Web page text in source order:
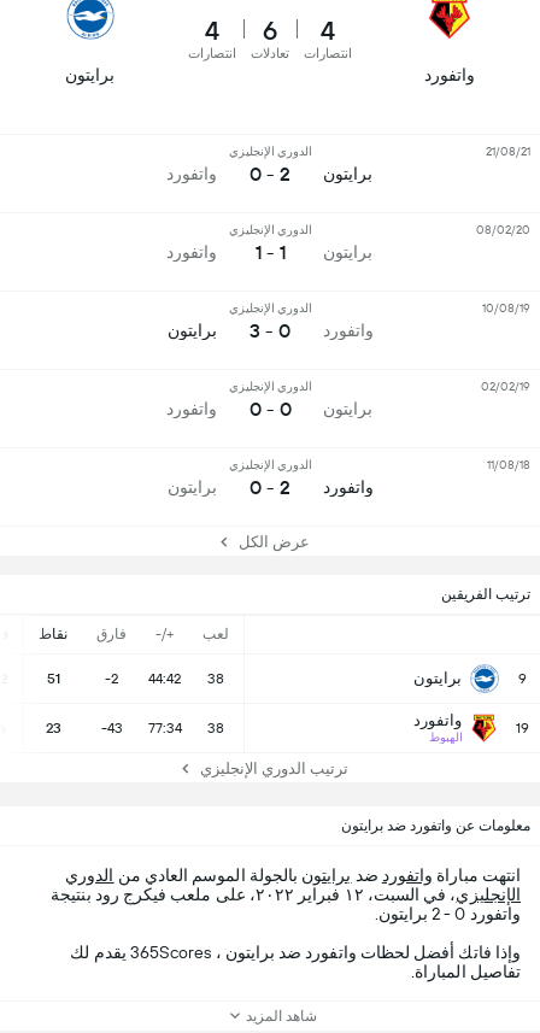
ترتيب الفريقين
لعب +/- فارق نقاط
9 برايتون 38
44:42
-2
51
19 واتفورد
الهبوط
38
77:34
-43
23
ترتيب الدوري الإنجليزي
واتفورد
4
انتصارات
6
تعادلات
4
انتصارات
برايتون
برايتون
الدوري الإنجليزي
2 - 0 واتفورد
21/08/21
برايتون
الدوري الإنجليزي
1 - 1 واتفورد
08/02/20
واتفورد
الدوري الإنجليزي
0 - 3 برايتون
10/08/19
برايتون
الدوري الإنجليزي
0 - 0 واتفورد
02/02/19
واتفورد
الدوري الإنجليزي
2 - 0 برايتون
11/08/18
عرض الكل
معلومات عن واتفورد ضد برايتون
انتهت مباراة واتفورد ضد برايتون بالجولة الموسم العادي من الدوري
الإنجليزي
، في السبت، ١٢ فبراير ٢٠٢٢، على ملعب فيكرج رود بنتيجة
واتفورد 0 - 2 برايتون.
وإذا فاتك أفضل لحظات واتفورد ضد برايتون ، 365Scores يقدم لك
تفاصيل المباراة.
شاهد المزيد